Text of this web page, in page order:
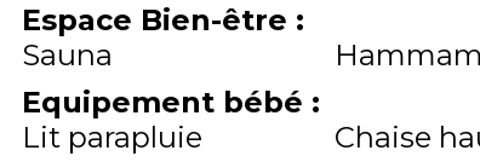
Espace Bien-être :
Sauna
Hammam
Equipement bébé :
Lit parapluie
Chaise